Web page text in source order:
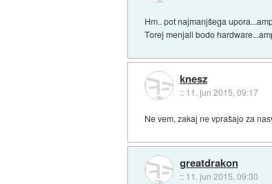
Hm.. pot najmanjšega
Torej menjali bodo
knesz
:: 11. jun 2015, 09:17
Ne vem, zakaj ne vprašajo za
greatdrakon
:: 11. jun 2015, 09:30